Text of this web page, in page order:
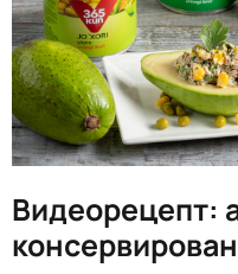
Видеорецепт: